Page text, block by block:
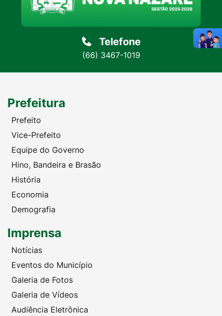
Telefone
(66) 3467-1019
Prefeitura
Prefeito
Vice-Prefeito
Equipe do Governo
Hino, Bandeira e Brasão
História
Economia
Demografia
Imprensa
Notícias
Eventos do Município
Galeria de Fotos
Galeria de Vídeos
Audiência Eletrônica